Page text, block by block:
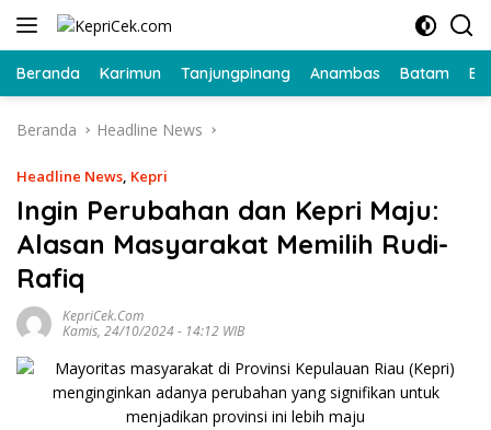
Langsung
Beranda Karimun Tanjungpinang Anambas Batam
Beranda Headline News
Headline News, Kepri
Ingin Perubahan dan Kepri Maju:
Alasan Masyarakat Memilih Rudi-
Rafiq
KepriCek.com
Kamis, 24/10/2024 - 14:12 WIB